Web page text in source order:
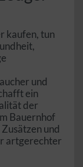
kaufen, tun
und
ein
der
Bauernhof
und
artgerechter